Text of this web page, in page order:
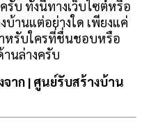
รับ ทั้งนี้ทางเว็บไซต์หรือ
านแต่อย่างใด เพียงแค่
หรับใครที่ชื่นชอบหรือ
นล่างครับ
าก | ศูนย์รับสร้างบ้าน